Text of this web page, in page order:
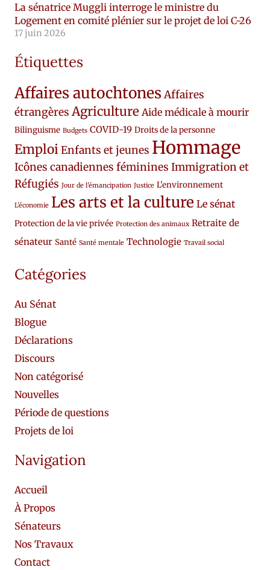
La sénatrice Muggli interroge le ministre du
Logement en comité plénier sur le projet de loi C-26
17 juin 2026
Étiquettes
Affaires autochtones Affaires
étrangères Agriculture Aide médicale à mourir
Bilinguisme Budgets COVID-19 Droits de la personne
EmploiEnfants et jeunes Hommage
Icônes canadiennes féminines Immigration et
Réfugiés Jour de l'émancipation Justice L'environnement
L'économie Les arts et la culture Le sénat
Protection de la vie privée Protection des animaux Retraite de
sénateur Santé Santé mentale Technologie Travail social
Catégories
Au Sénat
Blogue
Déclarations
Discours
Non catégorisé
Nouvelles
Période de questions
Projets de loi
Navigation
Accueil
À Propos
Sénateurs
Nos Travaux
Contact